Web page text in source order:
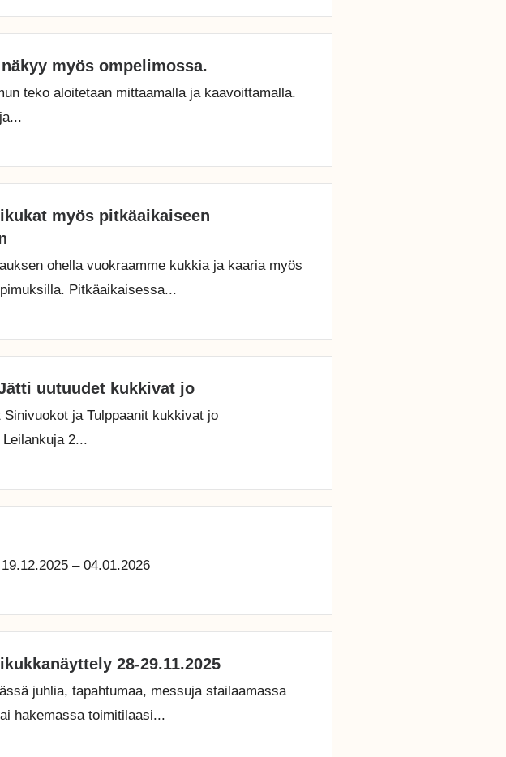
myös ompelimossa.
teko aloitetaan mittaamalla ja kaavoittamalla.
myös pitkäaikaiseen
ohella vuokraamme kukkia ja kaaria myös
Pitkäaikaisessa...
uutuudet kukkivat jo
Sinivuokot ja Tulppaanit kukkivat jo
2...
– 04.01.2026
28-29.11.2025
juhlia, tapahtumaa, messuja stailaamassa
hakemassa toimitilaasi...